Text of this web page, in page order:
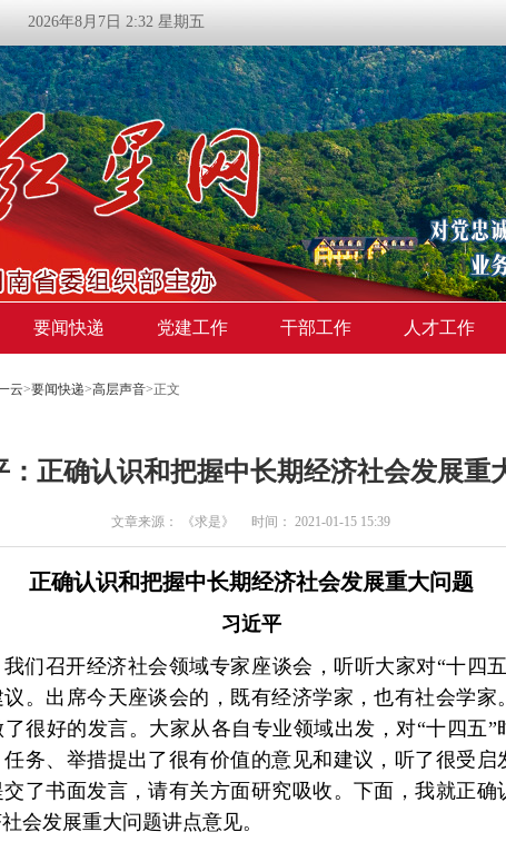
2026年8月7日 2:32 星期五
要闻快递 党建工作 干部工作 人才工作
云>要闻快递>高层声音>正文
：正确认识和把握中长期经济社会发展重
文章来源： 《求是》 时间： 2021-01-15 15:39
正确认识和把握中长期经济社会发展重大问题
习近平
们召开经济社会领域专家座谈会，听听大家对“十四
。出席今天座谈会的，既有经济学家，也有社会学家
很好的发言。大家从各自专业领域出发，对“十四五”
务、举措提出了很有价值的意见和建议，听了很受启
了书面发言，请有关方面研究吸收。下面，我就正确
会发展重大问题讲点意见。